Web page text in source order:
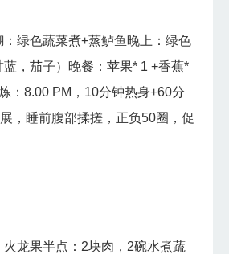
绿色蔬菜煮+蒸鲈鱼晚上：绿色
，茄子）晚餐：苹果* 1 +香蕉*
：8.00 PM，10分钟热身+60分
，睡前腹部揉搓，正负50圈，促
龙果半点：2块肉，2碗水煮蔬